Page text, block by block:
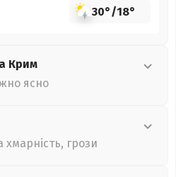
30°/18°
Крим
ясно
хмарність, грози